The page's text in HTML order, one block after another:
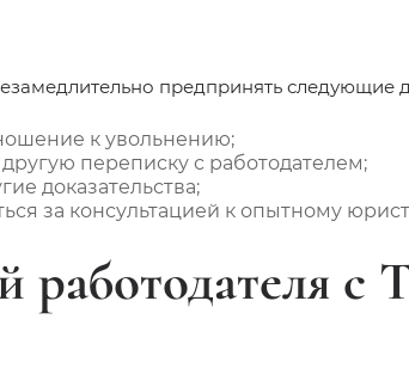
предпринять следующие
к увольнению;
переписку с работодателем;
доказательства;
за консультацией к опытному
работодателя